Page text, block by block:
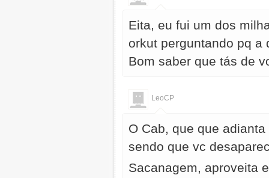
Eita, eu fui um dos
orkut perguntando pq a
Bom saber que tás de
LeoCP
O Cab, que que
sendo que vc
Sacanagem, aproveita